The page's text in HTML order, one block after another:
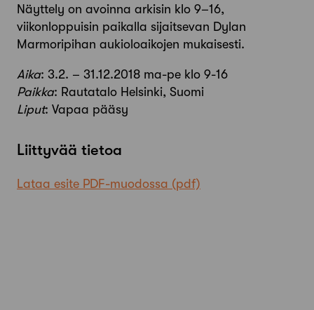
Näyttely on avoinna arkisin klo 9–16,
viikonloppuisin paikalla sijaitsevan Dylan
Marmoripihan aukioloaikojen mukaisesti.
Aika: 3.2. – 31.12.2018 ma-pe klo 9-16
Paikka: Rautatalo Helsinki, Suomi
Liput: Vapaa pääsy
Liittyvää tietoa
Lataa esite PDF-muodossa